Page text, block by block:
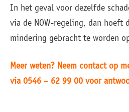
In het geval voor dezelfde
via de NOW-regeling, dan hoeft
mindering gebracht te worden
Meer weten? Neem contact op
via 0546 – 62 99 00 voor